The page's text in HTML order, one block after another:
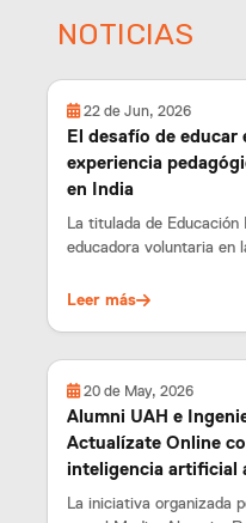
NOTICIAS
22 de Jun, 2026
El desafío de
experiencia
en India
La titulada de
educadora voluntaria en
Leer más
20 de May, 2026
Alumni UAH e
Actualízate Online
inteligencia artificial
La iniciativa organizada